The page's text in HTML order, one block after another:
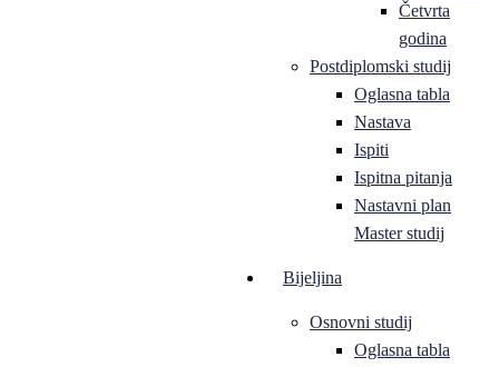
Četvrta
godina
Postdiplomski studij
Oglasna tabla
Nastava
Ispiti
Ispitna pitanja
Nastavni plan
Master studij
Bijeljina
Osnovni studij
Oglasna tabla